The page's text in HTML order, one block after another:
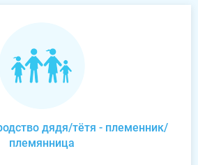
дядя/тётя - племенник/
племянница